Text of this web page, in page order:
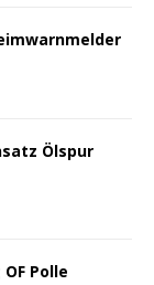
Ölspur
Polle